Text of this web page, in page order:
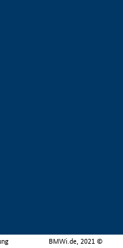
BMWi.de, 2021 ©